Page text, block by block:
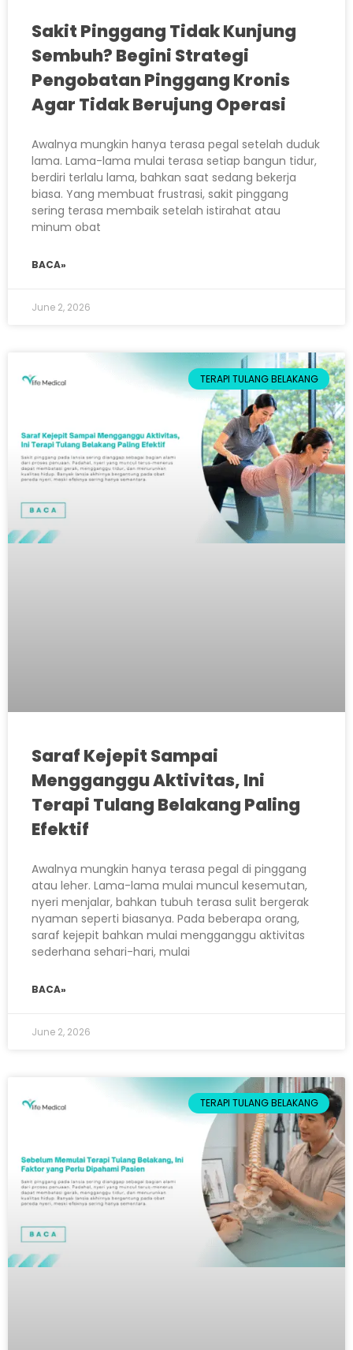
Sakit Pinggang Tidak Kunjung
Sembuh? Begini Strategi
Pengobatan Pinggang Kronis
Agar Tidak Berujung Operasi
Awalnya mungkin hanya terasa pegal setelah duduk
lama. Lama-lama mulai terasa setiap bangun tidur,
berdiri terlalu lama, bahkan saat sedang bekerja
biasa. Yang membuat frustrasi, sakit pinggang
sering terasa membaik setelah istirahat atau
minum obat
BACA»
June 2, 2026
TERAPI TULANG BELAKANG
Saraf Kejepit Sampai
Mengganggu Aktivitas, Ini
Terapi Tulang Belakang Paling
Efektif
Awalnya mungkin hanya terasa pegal di pinggang
atau leher. Lama-lama mulai muncul kesemutan,
nyeri menjalar, bahkan tubuh terasa sulit bergerak
nyaman seperti biasanya. Pada beberapa orang,
saraf kejepit bahkan mulai mengganggu aktivitas
sederhana sehari-hari, mulai
BACA»
June 2, 2026
TERAPI TULANG BELAKANG